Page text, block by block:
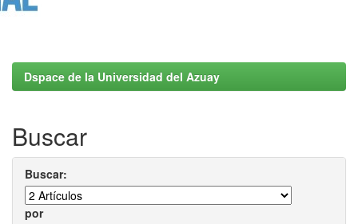
Dspace de la Universidad del Azuay
Buscar
Buscar:
por